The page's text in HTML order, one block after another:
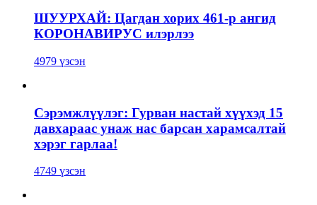
ШУУРХАЙ: Цагдан хорих 461-р ангид
КОРОНАВИРУС илэрлээ
4979 үзсэн
Сэрэмжлүүлэг: Гурван настай хүүхэд 15
давхараас унаж нас барсан харамсалтай
хэрэг гарлаа!
4749 үзсэн